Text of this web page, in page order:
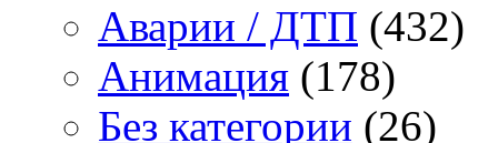
Аварии / ДТП (432)
Анимация (178)
Без категории (26)